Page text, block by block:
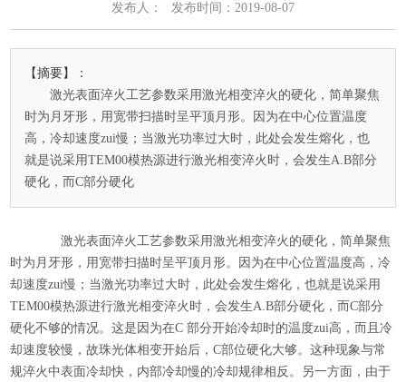
发布人： 发布时间：2019-08-07
【摘要】：
激光表面淬火工艺参数采用激光相变淬火的硬化，简单聚焦
时为月牙形，用宽带扫描时呈平顶月形。因为在中心位置温度
高，冷却速度zui慢；当激光功率过大时，此处会发生熔化，也
就是说采用TEM00模热源进行激光相变淬火时，会发生A.B部分
硬化，而C部分硬化
激光表面淬火工艺参数采用激光相变淬火的硬化，简单聚焦
时为月牙形，用宽带扫描时呈平顶月形。因为在中心位置温度高，冷
却速度zui慢；当激光功率过大时，此处会发生熔化，也就是说采用
TEM00模热源进行激光相变淬火时，会发生A.B部分硬化，而C部分
硬化不够的情况。这是因为在C 部分开始冷却时的温度zui高，而且冷
却速度较慢，故珠光体相变开始后，C部位硬化大够。这种现象与常
规淬火中表面冷却快，内部冷却慢的冷却规律相反。另一方面，由于